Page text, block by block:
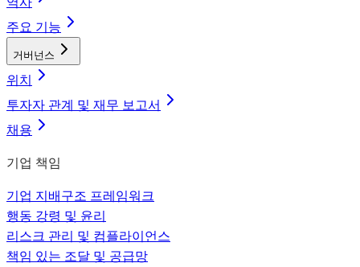
주요 기능
거버넌스
위치
투자자 관계 및 재무 보고서
채용
기업 책임
기업 지배구조 프레임워크
행동 강령 및 윤리
리스크 관리 및 컴플라이언스
책임 있는 조달 및 공급망